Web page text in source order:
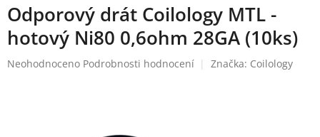
Odporový drát Coilology MTL -
hotový Ni80 0,6ohm 28GA (10ks)
Průměrné
Neohodnoceno Podrobnosti hodnocení Značka: Coilology